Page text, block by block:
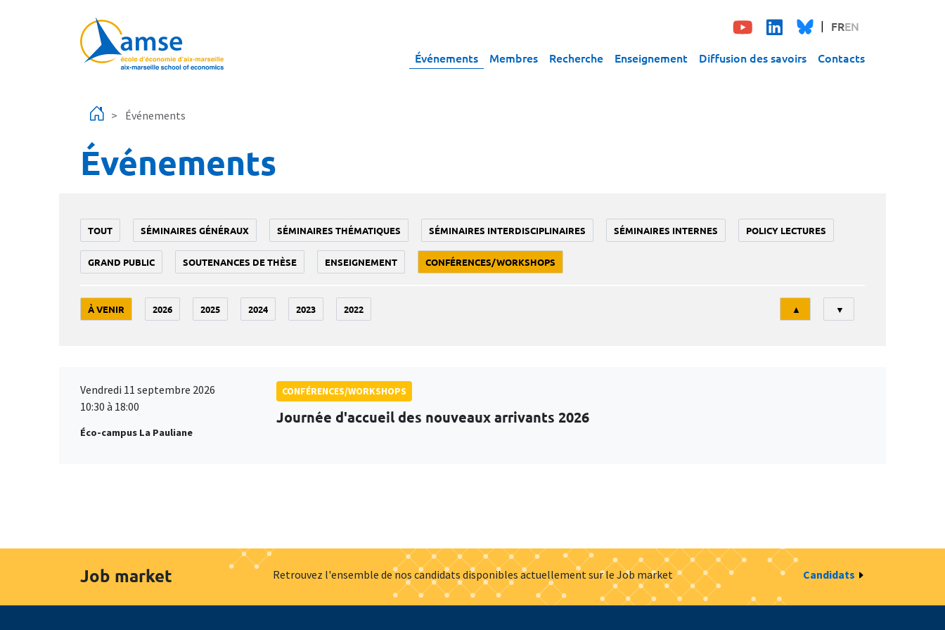
FREN
Événements Membres Recherche Enseignement Diffusion des savoirs Contacts
Événements
Événements
TOUT SÉMINAIRES GÉNÉRAUX SÉMINAIRES THÉMATIQUES SÉMINAIRES INTERDISCIPLINAIRES SÉMINAIRES INTERNES POLICY LECTURES
GRAND PUBLIC SOUTENANCES DE THÈSE ENSEIGNEMENT CONFÉRENCES/WORKSHOPS
À VENIR 2026 2025 2024 2023 2022
Tri
▲ ▼
Vendredi 11 septembre 2026
10:30 à 18:00
Éco-campus La Pauliane
CONFÉRENCES/WORKSHOPS
Journée d'accueil des nouveaux arrivants 2026
Job market Retrouvez l'ensemble de nos candidats disponibles actuellement sur le Job market Candidats